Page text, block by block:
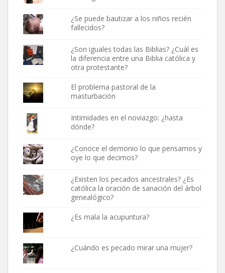
¿Se puede bautizar a los niños recién
fallecidos?
¿Son iguales todas las Biblias? ¿Cuál es
la diferencia entre una Biblia católica y
otra protestante?
El problema pastoral de la
masturbación
Intimidades en el noviazgo: ¿hasta
dónde?
¿Conoce el demonio lo que pensamos y
oye lo que decimos?
¿Existen los pecados ancestrales? ¿Es
católica la oración de sanación del árbol
genealógico?
¿Es mala la acupuntura?
¿Cuándo es pecado mirar una mujer?